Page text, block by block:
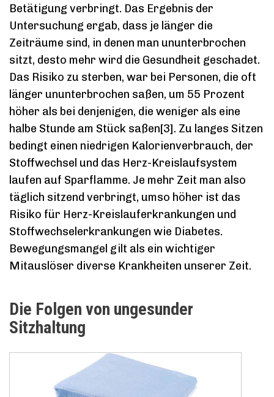
Betätigung verbringt. Das Ergebnis der
Untersuchung ergab, dass je länger die
Zeiträume sind, in denen man ununterbrochen
sitzt, desto mehr wird die Gesundheit geschadet.
Das Risiko zu sterben, war bei Personen, die oft
länger ununterbrochen saßen, um 55 Prozent
höher als bei denjenigen, die weniger als eine
halbe Stunde am Stück saßen[3]. Zu langes Sitzen
bedingt einen niedrigen Kalorienverbrauch, der
Stoffwechsel und das Herz-Kreislaufsystem
laufen auf Sparflamme. Je mehr Zeit man also
täglich sitzend verbringt, umso höher ist das
Risiko für Herz-Kreislauferkrankungen und
Stoffwechselerkrankungen wie Diabetes.
Bewegungsmangel gilt als ein wichtiger
Mitauslöser diverse Krankheiten unserer Zeit.
Die Folgen von ungesunder
Sitzhaltung